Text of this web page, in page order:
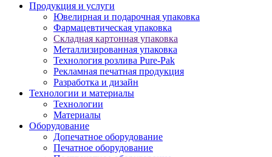
Продукция и услуги
Ювелирная и подарочная упаковка
Фармацевтическая упаковка
Складная картонная упаковка
Металлизированная упаковка
Технология розлива Pure-Pak
Рекламная печатная продукция
Разработка и дизайн
Технологии и материалы
Технологии
Материалы
Оборудование
Допечатное оборудование
Печатное оборудование